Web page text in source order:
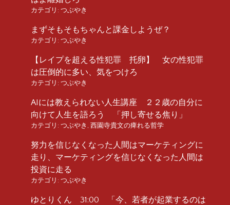
カテゴリ: つぶやき
まずそもそもちゃんと課金しようぜ？
カテゴリ: つぶやき
【レイプを超える性犯罪 托卵】 女の性犯罪
は圧倒的に多い、気をつけろ
カテゴリ: つぶやき
AIには教えられない人生講座 ２２歳の自分に
向けて人生を語ろう 「押し寄せる焦り」
カテゴリ: つぶやき , 西園寺貴文の痺れる哲学
努力を信じなくなった人間はマーケティングに
走り、マーケティングを信じなくなった人間は
投資に走る
カテゴリ: つぶやき
ゆとりくん 31:00 「今、若者が起業するのは